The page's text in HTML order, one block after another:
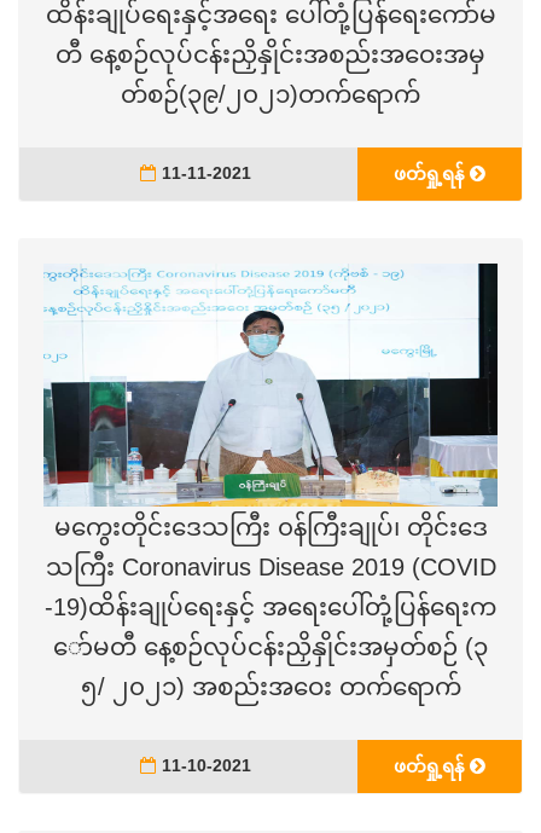
ထိန်းချုပ်ရေးနှင့်အရေး ပေါ်တုံ့ပြန်ရေးကော်မ
တီ နေ့စဉ်လုပ်ငန်းညှိနှိုင်းအစည်းအဝေးအမှ
တ်စဉ်(၃၉/၂၀၂၁)တက်ရောက်
11-11-2021 ဖတ်ရှု့ရန်
မကွေးတိုင်းဒေသကြီး ၀န်ကြီးချုပ်၊ တိုင်းဒေ
သကြီး Coronavirus Disease 2019 (COVID
-19)ထိန်းချုပ်ရေးနှင့် အရေးပေါ်တုံ့ပြန်ရေးက
ော်မတီ နေ့စဉ်လုပ်ငန်းညှိနှိုင်းအမှတ်စဉ် (၃
၅/ ၂၀၂၁) အစည်းအဝေး တက်ရောက်
11-10-2021 ဖတ်ရှု့ရန်